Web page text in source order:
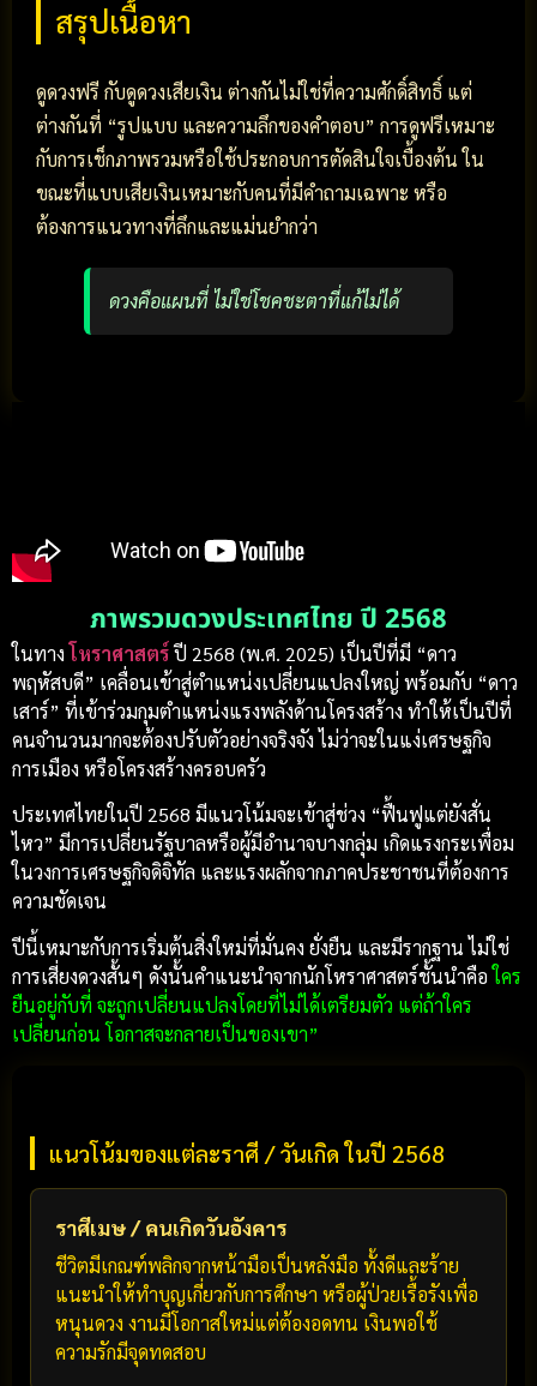
สรุปเนื้อหา
ดูดวงฟรี กับดูดวงเสียเงิน ต่างกันไม่ใช่ที่ความศักดิ์สิทธิ์ แต่
ต่างกันที่ “รูปแบบ และความลึกของคำตอบ” การดูฟรีเหมาะ
กับการเช็กภาพรวมหรือใช้ประกอบการตัดสินใจเบื้องต้น ใน
ขณะที่แบบเสียเงินเหมาะกับคนที่มีคำถามเฉพาะ หรือ
ต้องการแนวทางที่ลึกและแม่นยำกว่า
ดวงคือแผนที่ ไม่ใช่โชคชะตาที่แก้ไม่ได้
ภาพรวมดวงประเทศไทย ปี 2568
ในทาง โหราศาสตร์ปี 2568 (พ.ศ. 2025) เป็นปีที่มี “ดาว
พฤหัสบดี” เคลื่อนเข้าสู่ตำแหน่งเปลี่ยนแปลงใหญ่ พร้อมกับ “ดาว
เสาร์” ที่เข้าร่วมกุมตำแหน่งแรงพลังด้านโครงสร้าง ทำให้เป็นปีที่
คนจำนวนมากจะต้องปรับตัวอย่างจริงจัง ไม่ว่าจะในแง่เศรษฐกิจ
การเมือง หรือโครงสร้างครอบครัว
ประเทศไทยในปี 2568 มีแนวโน้มจะเข้าสู่ช่วง “ฟื้นฟูแต่ยังสั่น
ไหว” มีการเปลี่ยนรัฐบาลหรือผู้มีอำนาจบางกลุ่ม เกิดแรงกระเพื่อม
ในวงการเศรษฐกิจดิจิทัล และแรงผลักจากภาคประชาชนที่ต้องการ
ความชัดเจน
ปีนี้เหมาะกับการเริ่มต้นสิ่งใหม่ที่มั่นคง ยั่งยืน และมีรากฐาน ไม่ใช่
การเสี่ยงดวงสั้นๆ ดังนั้นคำแนะนำจากนักโหราศาสตร์ชั้นนำคือใคร
ยืนอยู่กับที่ จะถูกเปลี่ยนแปลงโดยที่ไม่ได้เตรียมตัว แต่ถ้าใคร
เปลี่ยนก่อน โอกาสจะกลายเป็นของเขา”
แนวโน้มของแต่ละราศี / วันเกิด ในปี 2568
ราศีเมษ / คนเกิดวันอังคาร
ชีวิตมีเกณฑ์พลิกจากหน้ามือเป็นหลังมือ ทั้งดีและร้าย
แนะนำให้ทำบุญเกี่ยวกับการศึกษา หรือผู้ป่วยเรื้อรังเพื่อ
หนุนดวง งานมีโอกาสใหม่แต่ต้องอดทน เงินพอใช้
ความรักมีจุดทดสอบ